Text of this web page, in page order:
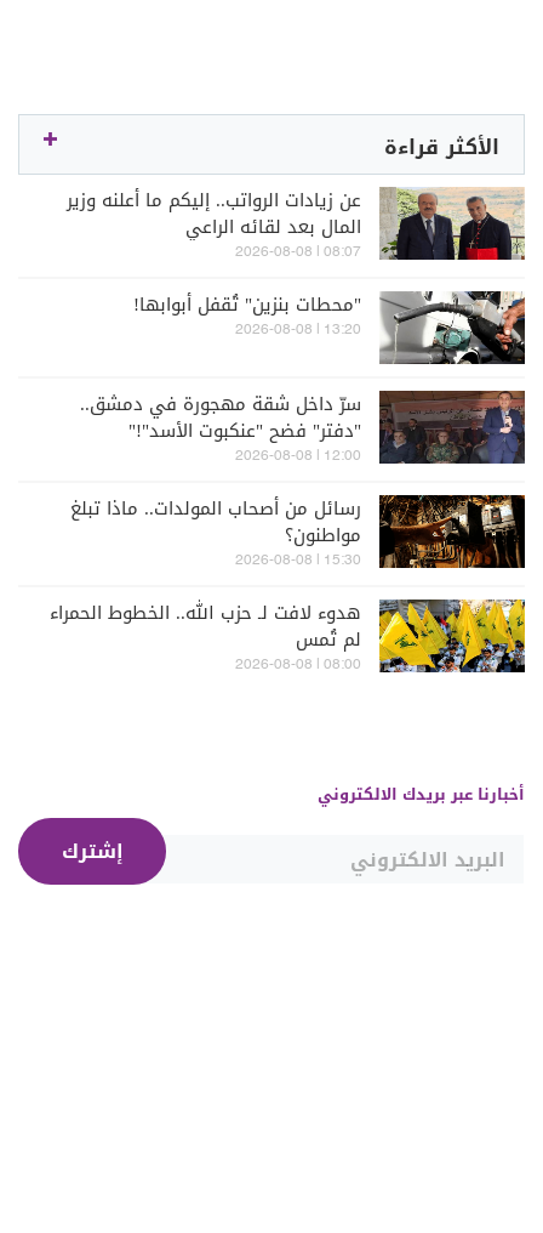
الأكثر قراءة
عن زيادات الرواتب.. إليكم ما أعلنه وزير
المال بعد لقائه الراعي
08:07 | 2026-08-08
"محطات بنزين" تُقفل أبوابها!
13:20 | 2026-08-08
سرّ داخل شقة مهجورة في دمشق..
"دفتر" فضح "عنكبوت الأسد"!"
12:00 | 2026-08-08
رسائل من أصحاب المولدات.. ماذا تبلغ
مواطنون؟
15:30 | 2026-08-08
هدوء لافت لـ حزب الله.. الخطوط الحمراء
لم تُمس
08:00 | 2026-08-08
أخبارنا عبر بريدك الالكتروني
إشترك